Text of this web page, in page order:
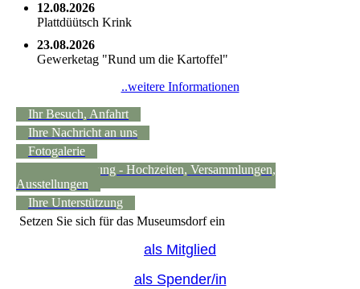
12.08.2026
Plattdüütsch Krink
23.08.2026
Gewerketag "Rund um die Kartoffel"
..weitere Informationen
Ihr Besuch, Anfahrt
Ihre Nachricht an uns
Fotogalerie
Raumvermietung - Hochzeiten, Versammlungen,
Ausstellungen
Ihre Unterstützung
Setzen Sie sich für das Museumsdorf ein
als Mitglied
als Spender/in